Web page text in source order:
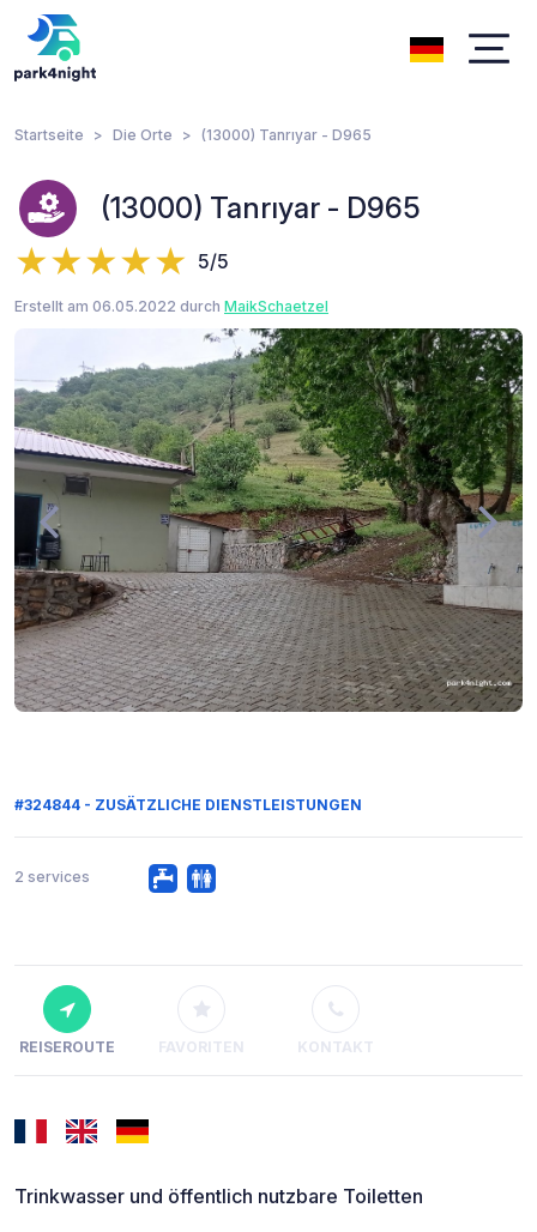
Startseite Die Orte (13000) Tanrıyar - D965
(13000) Tanrıyar - D965
5/5
Erstellt am 06.05.2022 durch MaikSchaetzel
#324844 - ZUSÄTZLICHE DIENSTLEISTUNGEN
2 services
REISEROUTE FAVORITEN KONTAKT
Trinkwasser und öffentlich nutzbare Toiletten